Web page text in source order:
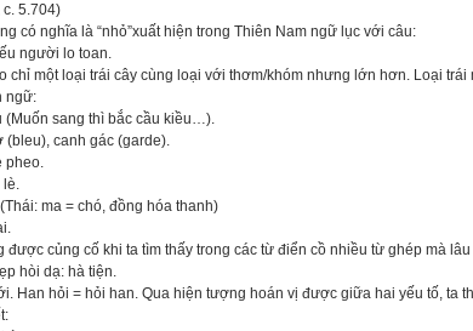
5.704)
có nghĩa là “nhỏ”xuất hiện trong Thiên Nam ngữ lục với câu:
người lo toan.
chỉ một loại trái cây cùng loại với thơm/khóm nhưng lớn hơn. Loại
ngữ:
(Muốn sang thì bắc cầu kiều…).
(bleu), canh gác (garde).
pheo.
lè.
ma = chó, đồng hóa thanh)
được củng cố khi ta tìm thấy trong các từ điển cồ nhiều từ ghép mà
hòi dạ: hà tiện.
Han hỏi = hỏi han. Qua hiện tượng hoán vị được giữa hai yếu tố, ta